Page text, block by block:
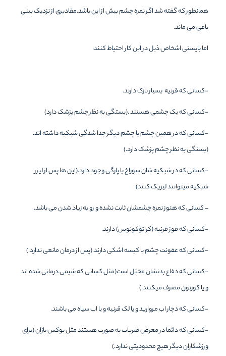
همانطور که گفته شد اگر نمره چشم بیش از این باشد.مقادیری از نزدیک بینی
باقی می ماند.
اما بایستی اشخاص ذیل در این کار احتیاط کنند:
-کسانی که قرنیه بسیار نازک دارند.
-کسانی که یک چشمی هستند .(بستگی به نظر چشم پزشک دارد)
-کسانی که در همین چشم یا چشم دیگر جدا شدگی شبکیه داشته اند.
(بستگی به نظر چشم پزشک دارد.)
-کسانی که در شبکیه شان سوراخ یا پارگی وجود دارد.(این ها پس از لیزر
شبکیه میتوانند لیزیک کنند)
– کسانی که هنوز نمره چشمشان ثابت نشده و رو به زیاد شدن می باشد.
-کسانی که قوز قرنیه (کراتوکونوس) دارند.
-کسانی که عفونت چشم یا کیسه اشکی دارند.(پس از درمان مانعی ندارد.)
-کسانی که دفاع بدنشان مختل است(مثل کسانی که شیمی درمانی شده اند
و یا کورتون مصرف میکنند.)
-کسانی که دچار اب مروارید و یا لک قرنیه و یا اب سیاه می باشند.
-کسانی که دائما در معرض ضربات به صورت هستند مثل بوکس بازان (برای
ورزشکاران دیگر هیچ محدودیتی ندارد.)